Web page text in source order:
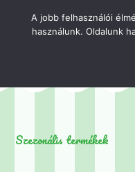
Szezonális termékek
A jobb felhasználói
használunk. Oldalunk